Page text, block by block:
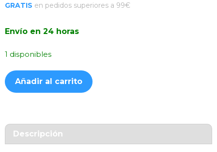
GRATIS en pedidos superiores a 99€
Envío en 24 horas
1 disponibles
Funda
Silicona
iPhone
/
Añadir al carrito
Descripción